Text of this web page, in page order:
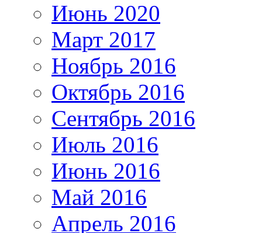
Июнь 2020
Март 2017
Ноябрь 2016
Октябрь 2016
Сентябрь 2016
Июль 2016
Июнь 2016
Май 2016
Апрель 2016